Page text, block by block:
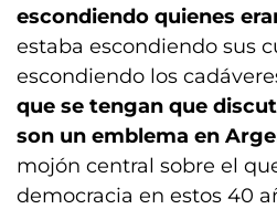
escondiendo quienes
estaba escondiendo sus
escondiendo los
que se tengan que
son un emblema en
mojón central sobre el
democracia en estos 40